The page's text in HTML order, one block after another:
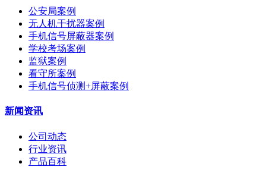
公安局案例
无人机干扰器案例
手机信号屏蔽器案例
学校考场案例
监狱案例
看守所案例
手机信号侦测+屏蔽案例
新闻资讯
公司动态
行业资讯
产品百科